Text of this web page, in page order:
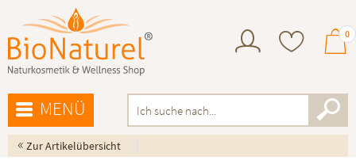
0
MENÜ
« Zur Artikelübersicht